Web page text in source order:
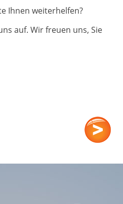
Ihnen weiterhelfen?
auf. Wir freuen uns, Sie